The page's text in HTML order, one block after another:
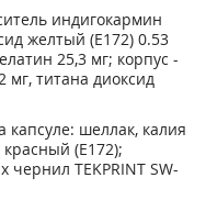
индигокармин
желтый (Е172) 0.53
25,3 мг; корпус -
мг, титана диоксид
шеллак, калия
красный (Е172);
чернил TEKPRINT SW-